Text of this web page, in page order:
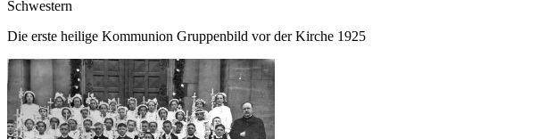
Schwestern
Die erste heilige Kommunion Gruppenbild vor der Kirche 1925